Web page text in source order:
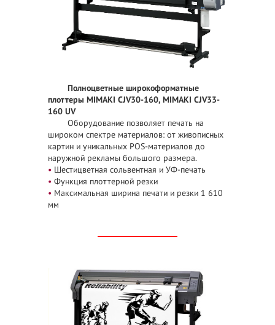
Полноцветные широкоформатные
плоттерыMIMAKI CJV30-160,MIMAKI CJV33-
160 UV
Оборудование позволяет печать на
широком спектре материалов: от живописных
картин и уникальных POS-материалов до
наружной рекламы большого размера.
• Шестицветная сольвентная и УФ-печать
•Функция плоттерной резки
• Максимальная ширина печати и резки 1 610
мм